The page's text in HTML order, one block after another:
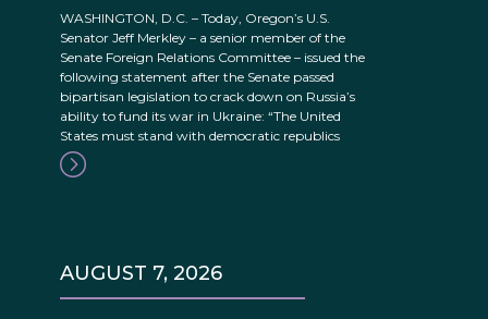
WASHINGTON, D.C. – Today, Oregon’s U.S.
Senator Jeff Merkley – a senior member of the
Senate Foreign Relations Committee – issued the
following statement after the Senate passed
bipartisan legislation to crack down on Russia’s
ability to fund its war in Ukraine: “The United
States must stand with democratic republics
AUGUST 7, 2026